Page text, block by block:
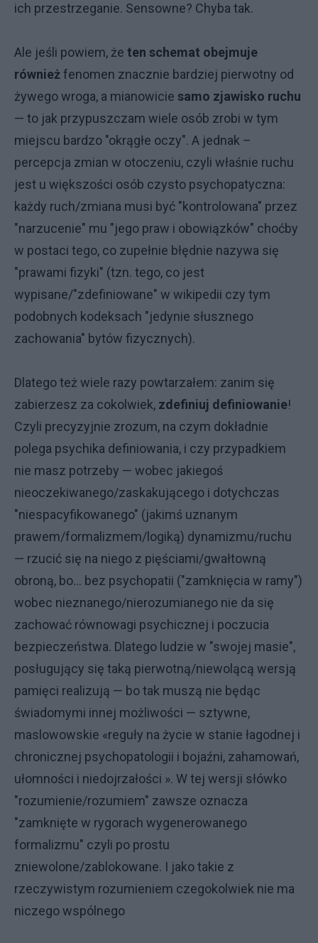
ich przestrzeganie. Sensowne? Chyba tak.
Ale jeśli powiem, że ten schemat obejmuje
równieżfenomen znacznie bardziej pierwotny od
żywego wroga, a mianowicie samo zjawisko ruchu
— to jak przypuszczam wiele osób zrobi w tym
miejscu bardzo "okrągłe oczy". A jednak –
percepcja zmian w otoczeniu, czyli właśnie ruchu
jest u większości osób czysto psychopatyczna:
każdy ruch/zmiana musi być "kontrolowana" przez
"narzucenie" mu "jego praw i obowiązków" choćby
w postaci tego, co zupełnie błędnie nazywa się
"prawami fizyki" (tzn. tego, co jest
wypisane/"zdefiniowane" w wikipedii czy tym
podobnych kodeksach "jedynie słusznego
zachowania" bytów fizycznych).
Dlatego też wiele razy powtarzałem: zanim się
zabierzesz za cokolwiek, zdefiniuj definiowanie!
Czyli precyzyjnie zrozum, na czym dokładnie
polega psychika definiowania, i czy przypadkiem
nie masz potrzeby — wobec jakiegoś
nieoczekiwanego/zaskakującego i dotychczas
"niespacyfikowanego" (jakimś uznanym
prawem/formalizmem/logiką) dynamizmu/ruchu
— rzucić się na niego z pięściami/gwałtowną
obroną, bo... bez psychopatii ("zamknięcia w ramy")
wobec nieznanego/nierozumianego nie da się
zachować równowagi psychicznej i poczucia
bezpieczeństwa. Dlatego ludzie w "swojej masie",
posługujący się taką pierwotną/niewolącą wersją
pamięci realizują — bo tak muszą nie będąc
świadomymi innej możliwości — sztywne,
maslowowskie «reguły na życie w stanie łagodnej i
chronicznej psychopatologii i bojaźni, zahamowań,
ułomności i niedojrzałości ». W tej wersji słówko
"rozumienie/rozumiem" zawsze oznacza
"zamknięte w rygorach wygenerowanego
formalizmu" czyli po prostu
zniewolone/zablokowane. I jako takie z
rzeczywistym rozumieniem czegokolwiek nie ma
niczego wspólnego